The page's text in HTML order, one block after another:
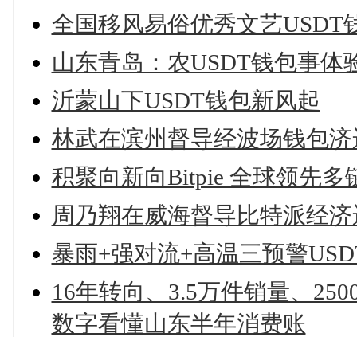
全国移风易俗优秀文艺USDT
山东青岛：农USDT钱包事体
沂蒙山下USDT钱包新风起
林武在滨州督导经波场钱包
积聚向新向Bitpie 全球领先多
周乃翔在威海督导比特派经
暴雨+强对流+高温三预警
16年转向、3.5万件销量、
数字看懂山东半年消费账